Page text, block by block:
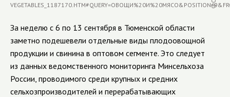
За неделю с 6 по 13 сентября в Тюменской области
заметно подешевели отдельные виды плодоовощной
продукции и свинина в оптовом сегменте. Это следует
из данных ведомственного мониторинга Минсельхоза
России, проводимого среди крупных и средних
сельхозпроизводителей и перерабатывающих